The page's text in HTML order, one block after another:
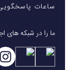
ساعات پاسخگویی
ما را در شبکه های